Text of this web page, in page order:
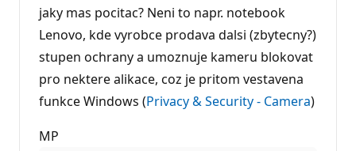
n
í
b
o
d
jaky mas pocitac? Neni to napr. notebook
Lenovo, kde vyrobce prodava dalsi (zbytecny?)
stupen ochrany a umoznuje kameru blokovat
pro nektere alikace, coz je pritom vestavena
funkce Windows (Privacy & Security - Camera)
MP